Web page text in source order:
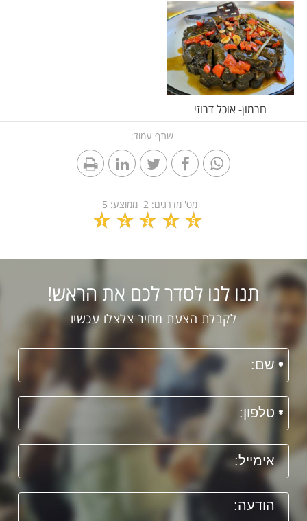
חרמון- אוכל דרוזי
שתף עמוד:
מס' מדרגים: 2 ממוצע: 5
1 2 3 4 5
תנו לנו לסדר לכם את הראש!
לקבלת הצעת מחיר צלצלו עכשיו